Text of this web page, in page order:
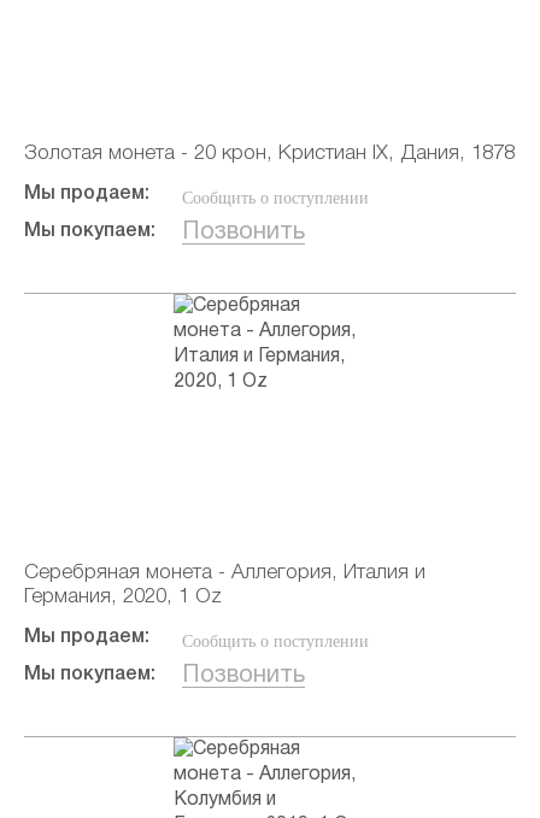
Золотая монета - 20 крон, Кристиан IX, Дания, 1878
Мы продаем: Сообщить о поступлении
Мы покупаем: Позвонить
Серебряная монета - Аллегория, Италия и
Германия, 2020, 1 Oz
Мы продаем: Сообщить о поступлении
Мы покупаем: Позвонить